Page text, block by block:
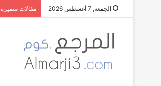
الجمعة, 7 أغسطس 2026 مقالات متميزة